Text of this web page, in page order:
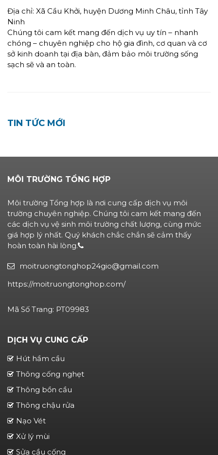
Địa chỉ: Xã Cầu Khởi, huyện Dương Minh Châu, tỉnh Tây
Ninh
Chúng tôi cam kết mang đến dịch vụ uy tín – nhanh
chóng – chuyên nghiệp cho hộ gia đình, cơ quan và cơ
sở kinh doanh tại địa bàn, đảm bảo môi trường sống
sạch sẽ và an toàn.
TIN TỨC MỚI
MÔI TRƯỜNG TỔNG HỢP
Môi trường Tổng hợp là nơi cung cấp dịch vụ môi
trường chuyên nghiệp. Chúng tôi cam kết mang đến
các dịch vụ vệ sinh môi trường chất lượng, cùng mức
giá hợp lý nhất. Quý khách chắc chắn sẽ cảm thấy
hoàn toàn hài lòng.
moitruongtonghop24gio@gmail.com
https://moitruongtonghop.com/
Mã Số Trang: PT09983
DỊCH VỤ CUNG CẤP
Hút hầm cầu
Thông cống nghẹt
Thông bồn cầu
Thông chậu rửa
Nạo Vét
Xử lý mùi
Sửa cầu cống